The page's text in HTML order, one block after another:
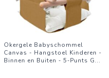
Okergele Babyschommel
Canvas - Hangstoel Kinderen -
Binnen en Buiten - 5-Punts G...